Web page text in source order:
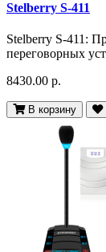
Stelberry S-411
Stelberry S-411:
переговорных
8430.00 р.
В корзину